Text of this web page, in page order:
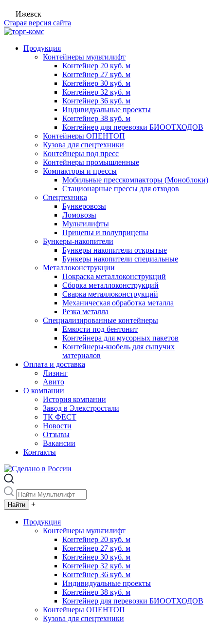
Ижевск
Старая версия сайта
Продукция
Контейнеры мультилифт
Контейнер 20 куб. м
Контейнер 27 куб. м
Контейнер 30 куб. м
Контейнер 32 куб. м
Контейнер 36 куб. м
Индивидуальные проекты
Контейнер 38 куб. м
Контейнер для перевозки БИООТХОДОВ
Контейнеры ОПЕНТОП
Кузова для спецтехники
Контейнеры под пресс
Контейнеры промышленные
Компакторы и прессы
Мобильные пресскомпакторы (Моноблоки)
Стационарные прессы для отходов
Спецтехника
Бункеровозы
Ломовозы
Мультилифты
Прицепы и полуприцепы
Бункеры-накопители
Бункеры накопители открытые
Бункеры накопители специальные
Металлоконструкции
Покраска металлоконструкций
Сборка металлоконструкций
Сварка металлоконструкций
Механическая обработка металла
Резка металла
Специализированные контейнеры
Емкости под бентонит
Контейнера для мусорных пакетов
Контейнеры-кюбель для сыпучих
материалов
Оплата и доставка
Лизинг
Авито
О компании
История компании
Завод в Элекстростали
ТК ФЕСТ
Новости
Отзывы
Вакансии
Контакты
+
Продукция
Контейнеры мультилифт
Контейнер 20 куб. м
Контейнер 27 куб. м
Контейнер 30 куб. м
Контейнер 32 куб. м
Контейнер 36 куб. м
Индивидуальные проекты
Контейнер 38 куб. м
Контейнер для перевозки БИООТХОДОВ
Контейнеры ОПЕНТОП
Кузова для спецтехники